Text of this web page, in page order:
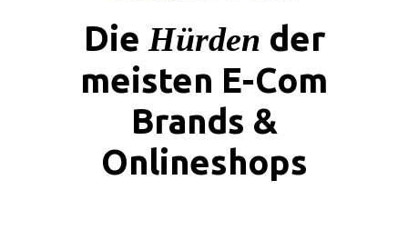
Die Hürden der
meisten E-Com
Brands &
Onlineshops